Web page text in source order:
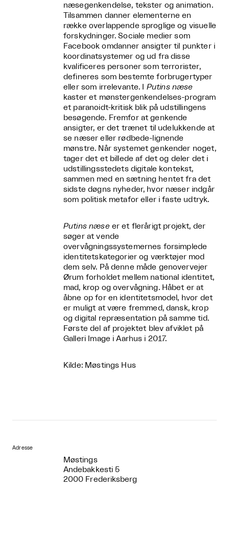
næsegenkendelse, tekster og animation.
Tilsammen danner elementerne en
række overlappende sproglige og visuelle
forskydninger. Sociale medier som
Facebook omdanner ansigter til punkter i
koordinatsystemer og ud fra disse
kvalificeres personer som terrorister,
defineres som bestemte forbrugertyper
eller som irrelevante. I Putins næse
kaster et mønstergenkendelses-program
et paranoidt-kritisk blik på udstillingens
besøgende. Fremfor at genkende
ansigter, er det trænet til udelukkende at
se næser eller rødbede-lignende
mønstre. Når systemet genkender noget,
tager det et billede af det og deler det i
udstillingsstedets digitale kontekst,
sammen med en sætning hentet fra det
sidste døgns nyheder, hvor næser indgår
som politisk metafor eller i faste udtryk.
Putins næse er et flerårigt projekt, der
søger at vende
overvågningssystemernes forsimplede
identitetskategorier og værktøjer mod
dem selv. På denne måde genovervejer
Ørum forholdet mellem national identitet,
mad, krop og overvågning. Håbet er at
åbne op for en identitetsmodel, hvor det
er muligt at være fremmed, dansk, krop
og digital repræsentation på samme tid.
Første del af projektet blev afviklet på
Galleri Image i Aarhus i 2017.
Kilde: Møstings Hus
Adresse
Møstings
Andebakkesti 5
2000 Frederiksberg